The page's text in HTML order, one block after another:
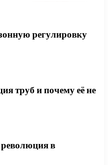
регулировку
труб и почему её не
в